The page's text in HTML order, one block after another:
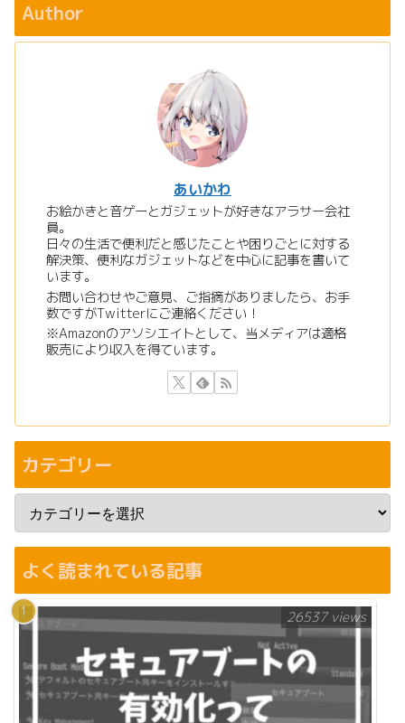
Author
あいかわ
お絵かきと音ゲーとガジェットが好きなアラサー会社
員。
日々の生活で便利だと感じたことや困りごとに対する
解決策、便利なガジェットなどを中心に記事を書いて
います。
お問い合わせやご意見、ご指摘がありましたら、お手
数ですがTwitterにご連絡ください！
※Amazonのアソシエイトとして、当メディアは適格
販売により収入を得ています。
カテゴリー
よく読まれている記事
26537 views